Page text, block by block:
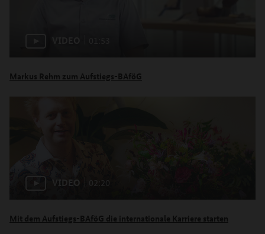
Markus Rehm zum Aufstiegs-BAföG
Mit dem Aufstiegs-BAföG die internationale Karriere starten
VIDEO 02:20